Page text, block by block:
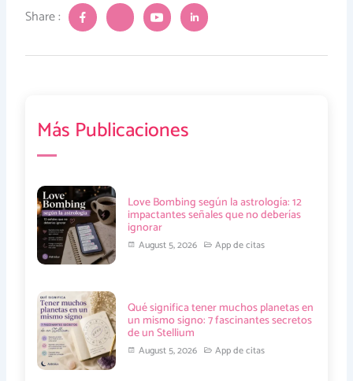
Share :
J
k
i
f
o
o
J
i
t
e
r
J
k
i
y
b
e
i
g
h
t
J
k
i
l
Más Publicaciones
Love Bombing según la astrología: 12
impactantes señales que no deberías
ignorar
August 5, 2026 App de citas
Qué significa tener muchos planetas en
un mismo signo: 7 fascinantes secretos
de un Stellium
August 5, 2026 App de citas